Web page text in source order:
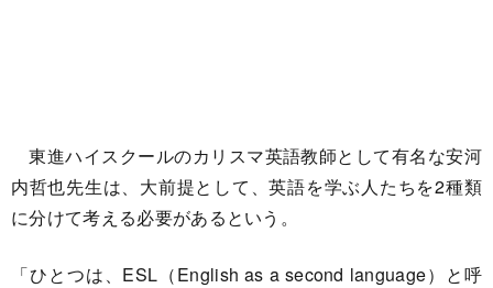
東進ハイスクールのカリスマ英語教師として有名な安河
内哲也先生は、大前提として、英語を学ぶ人たちを2種類
に分けて考える必要があるという。
「ひとつは、ESL（English as a second language）と呼